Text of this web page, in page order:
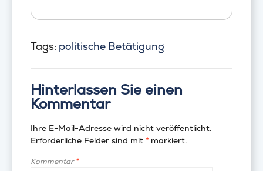
Tags: politische Betätigung
Hinterlassen Sie einen
Kommentar
Ihre E-Mail-Adresse wird nicht veröffentlicht.
Erforderliche Felder sind mit *markiert.
Kommentar*